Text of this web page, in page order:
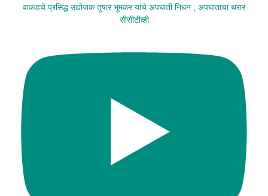
वाकडचे प्रसिद्ध उद्योजक तुषार भूमकर यांचे अपघाती निधन , अपघाताचा थरार
सीसीटीव्ही